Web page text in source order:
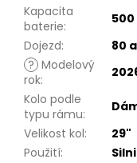
Kapacita
baterie:
500
Dojezd:
80
? Modelový
rok:
Kolo podle
typu rámu:
Velikost kol:
29"
Použití: